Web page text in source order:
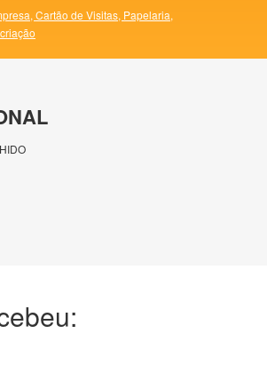
Cartão de Visitas, Papelaria,